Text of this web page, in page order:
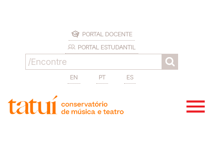
PORTAL DOCENTE
PORTAL ESTUDANTIL
EN PT ES